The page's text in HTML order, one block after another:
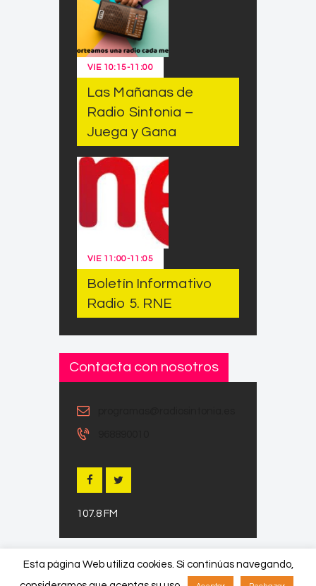
VIE 10:15-11:00
Las Mañanas de
Radio Sintonia –
Juega y Gana
VIE 11:00-11:05
Boletín Informativo
Radio 5. RNE
Contacta con nosotros
107.8 FM
Esta página Web utiliza cookies. Si continúas navegando,